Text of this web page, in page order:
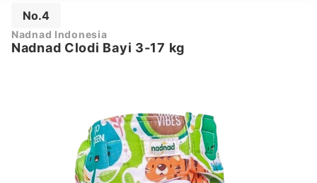
No.4
Nadnad Indonesia
Nadnad Clodi Bayi 3-17 kg